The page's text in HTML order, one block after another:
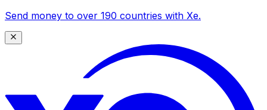
Send money to over 190 countries with Xe.